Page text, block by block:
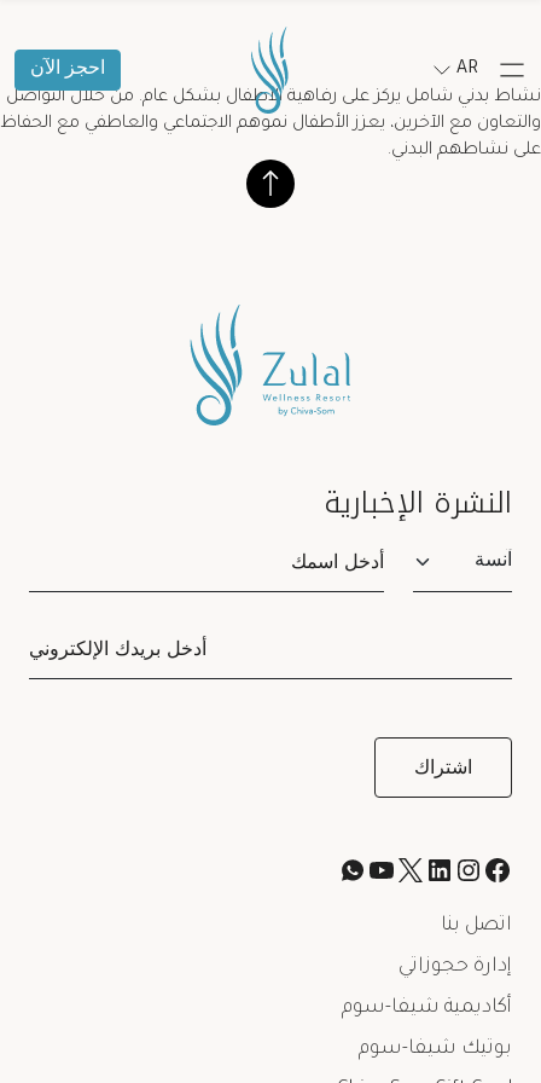
AR احجز الآن
نشاط بدني شامل يركز على رفاهية الأطفال بشكل عام. من خلال التواصل
والتعاون مع الآخرين، يعزز الأطفال نموهم الاجتماعي والعاطفي مع الحفاظ
على نشاطهم البدني.
اتصل بنا
إدارة حجوزاتي
أكاديمية شيفا-سوم
بوتيك شيفا-سوم
النشرة الإخبارية
Salutation